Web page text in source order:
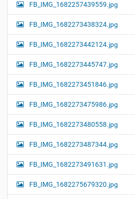
FB_IMG_1682257439559.jpg
FB_IMG_1682273438324.jpg
FB_IMG_1682273442124.jpg
FB_IMG_1682273445747.jpg
FB_IMG_1682273451846.jpg
FB_IMG_1682273475986.jpg
FB_IMG_1682273480558.jpg
FB_IMG_1682273487344.jpg
FB_IMG_1682273491631.jpg
FB_IMG_1682275679320.jpg